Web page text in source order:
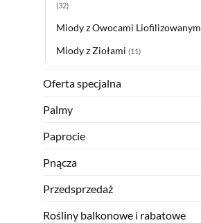
(32)
Miody z Owocami Liofilizowanym
Miody z Ziołami (11)
Oferta specjalna
Palmy
Paprocie
Pnącza
Przedsprzedaż
Rośliny balkonowe i rabatowe